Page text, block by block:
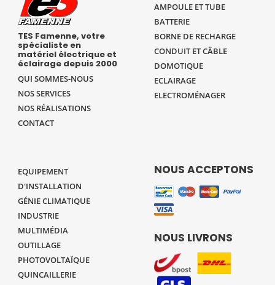
TES Famenne, votre
spécialiste en
matériel électrique et
éclairage depuis 2000
QUI SOMMES-NOUS
NOS SERVICES
NOS RÉALISATIONS
CONTACT
AMPOULE ET TUBE
BATTERIE
BORNE DE RECHARGE
CONDUIT ET CÂBLE
DOMOTIQUE
ECLAIRAGE
ELECTROMÉNAGER
EQUIPEMENT
D'INSTALLATION
GÉNIE CLIMATIQUE
INDUSTRIE
MULTIMÉDIA
OUTILLAGE
PHOTOVOLTAÏQUE
QUINCAILLERIE
NOUS ACCEPTONS
NOUS LIVRONS